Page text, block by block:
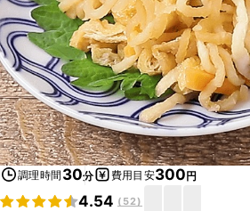
調理時間 30分 費用目安300円
4.54 ( 52)